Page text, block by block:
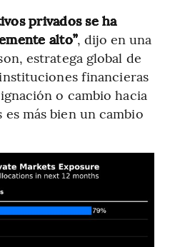
privados se ha
alto”, dijo en una
estratega global de
financieras
o cambio hacia
más bien un cambio